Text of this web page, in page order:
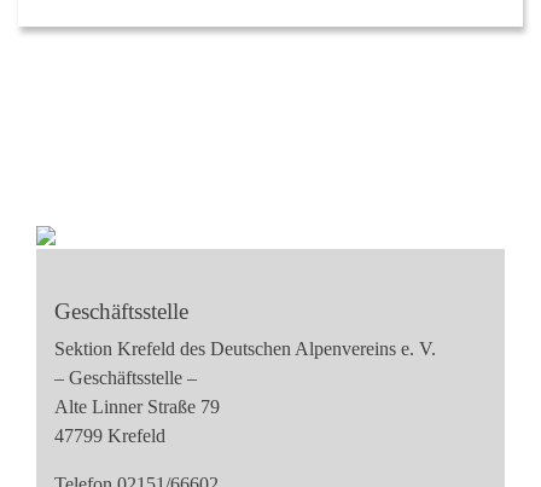
Geschäftsstelle
Sektion Krefeld des Deutschen Alpenvereins e. V.
– Geschäftsstelle –
Alte Linner Straße 79
47799 Krefeld